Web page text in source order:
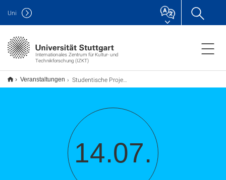
Internationales Zentrum für Kultur- und
Technikforschung (IZKT)
Uni
Veranstaltungen Studentische Projektpräsentationen
14.07.